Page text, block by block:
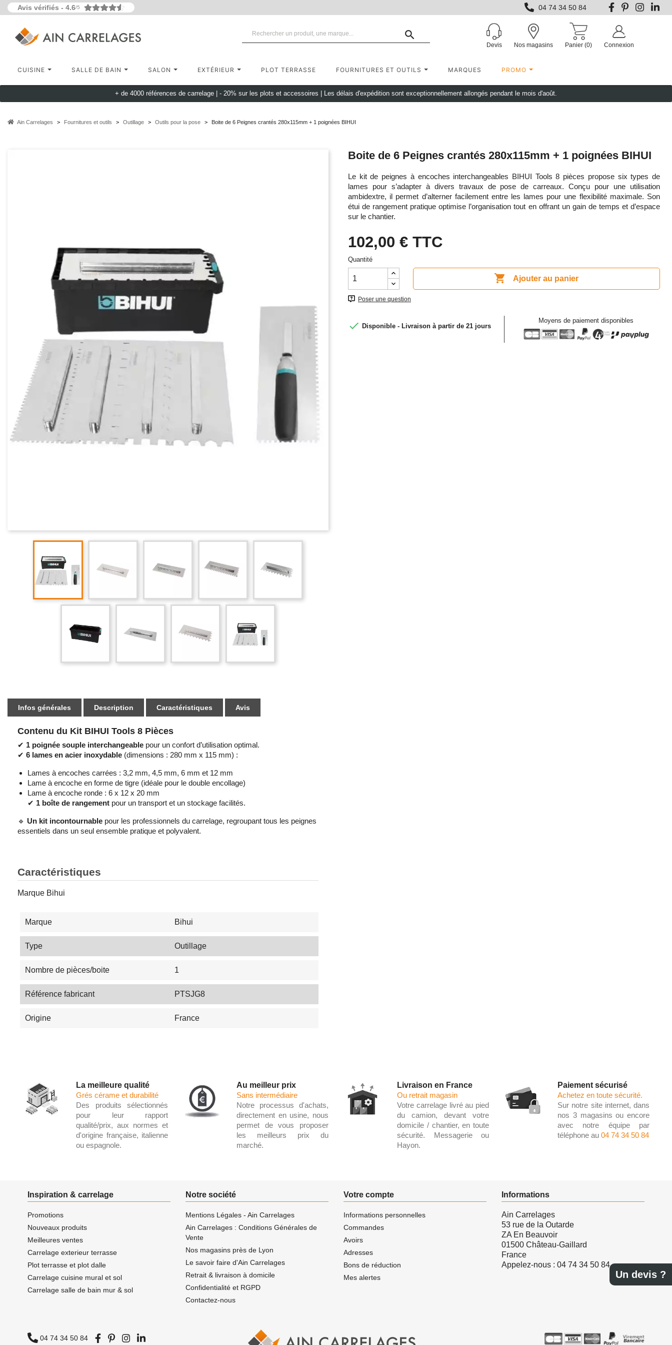
Un devis ?
Avis vérifiés - 4.6/5 04 74 34 50 84

Devis Nos magasins Panier (0) Connexion
CUISINE SALLE DE BAIN SALON EXTÉRIEUR PLOT TERRASSE FOURNITURES ET OUTILS MARQUES PROMO
+ de 4000 références de carrelage | - 20% sur les plots et accessoires | Les délais d'expédition sont exceptionnellement allongés pendant le mois d'août.
Ain Carrelages Fournitures et outils Outillage Outils pour la pose Boite de 6 Peignes crantés 280x115mm + 1 poignées BIHUI
Boite de 6 Peignes crantés 280x115mm + 1 poignées BIHUI
Le kit de peignes à encoches interchangeables BIHUI Tools 8 pièces propose six types de
lames pour s’adapter à divers travaux de pose de carreaux. Conçu pour une utilisation
ambidextre, il permet d’alterner facilement entre les lames pour une flexibilité maximale. Son
étui de rangement pratique optimise l’organisation tout en offrant un gain de temps et d’espace
sur le chantier.
102,00 € TTC
Quantité
 Ajouter au panier
Poser une question
 Disponible - Livraison à partir de 21 jours
Moyens de paiement disponibles
Infos générales Description Caractéristiques Avis
Contenu du Kit BIHUI Tools 8 Pièces
✔ 1 poignée souple interchangeable pour un confort d’utilisation optimal.
✔ 6 lames en acier inoxydable (dimensions : 280 mm x 115 mm) :
Lames à encoches carrées : 3,2 mm, 4,5 mm, 6 mm et 12 mm
Lame à encoche en forme de tigre (idéale pour le double encollage)
Lame à encoche ronde : 6 x 12 x 20 mm
✔ 1 boîte de rangement pour un transport et un stockage facilités.
🔹 Un kit incontournable pour les professionnels du carrelage, regroupant tous les peignes
essentiels dans un seul ensemble pratique et polyvalent.
Caractéristiques
Marque Bihui
Marque Bihui
Type Outillage
Nombre de pièces/boite 1
Référence fabricant PTSJG8
Origine France
La meilleure qualité
Grés cérame et durabilité
Des produits sélectionnés
pour leur rapport
qualité/prix, aux normes et
d'origine française, italienne
ou espagnole.
Au meilleur prix
Sans intermédiaire
Notre processus d'achats,
directement en usine, nous
permet de vous proposer
les meilleurs prix du
marché.
Livraison en France
Ou retrait magasin
Votre carrelage livré au pied
du camion, devant votre
domicile / chantier, en toute
sécurité. Messagerie ou
Hayon.
Paiement sécurisé
Achetez en toute sécurité.
Sur notre site internet, dans
nos 3 magasins ou encore
avec notre équipe par
téléphone au 04 74 34 50 84
Inspiration & carrelage
Promotions
Nouveaux produits
Meilleures ventes
Carrelage exterieur terrasse
Plot terrasse et plot dalle
Carrelage cuisine mural et sol
Carrelage salle de bain mur & sol
Notre société
Mentions Légales - Ain Carrelages
Ain Carrelages : Conditions Générales de
Vente
Nos magasins près de Lyon
Le savoir faire d'Ain Carrelages
Retrait & livraison à domicile
Confidentialité et RGPD
Contactez-nous
Votre compte
Informations personnelles
Commandes
Avoirs
Adresses
Bons de réduction
Mes alertes
Informations
Ain Carrelages
53 rue de la Outarde
ZA En Beauvoir
01500 Château-Gaillard
France
Appelez-nous : 04 74 34 50 84
04 74 34 50 84